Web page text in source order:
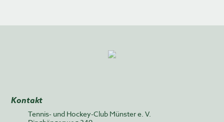
Kontakt
Tennis- und Hockey-Club Münster e. V.